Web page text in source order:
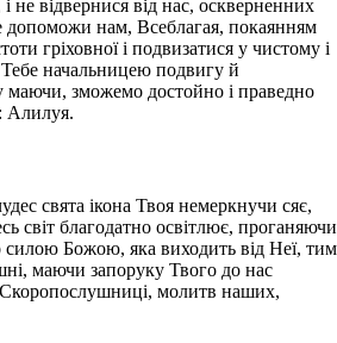
не відвернися від нас, оскверненних
допоможи нам, Всеблагая, покаянням
гріховної і подвизатися у чистому і
начальницею подвигу й
маючи, зможемо достойно і праведно
Алилуя.
свята ікона Твоя немеркнучи сяє,
світ благодатно освітлює, проганяючи
силою Божою, яка виходить від Неї, тим
маючи запоруку Твого до нас
Скоропослушниці, молитв наших,